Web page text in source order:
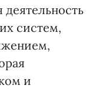
систем,
и